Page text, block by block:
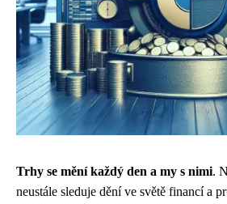
Trhy se mění každý den a my s nimi.
neustále sleduje dění ve světě financí a